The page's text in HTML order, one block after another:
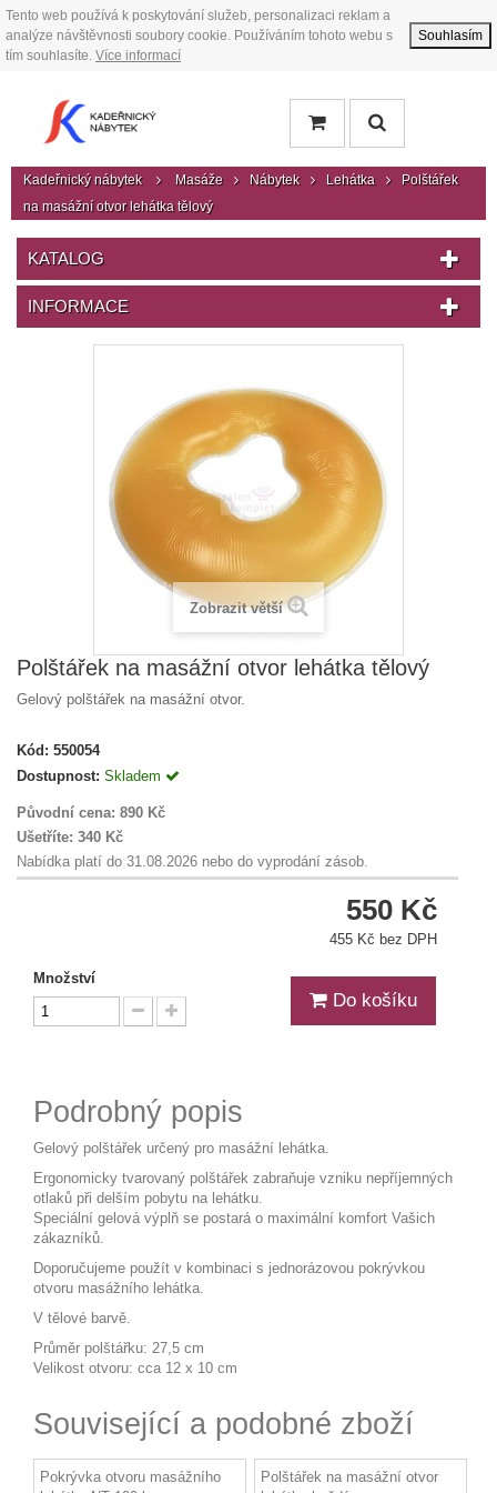
Tento web používá k poskytování služeb, personalizaci reklam a
analýze návštěvnosti soubory cookie. Používáním tohoto webu s
tím souhlasíte. Více informací
Souhlasím
Kadeřnický nábytek Masáže Nábytek Lehátka
Polštářek
na masážní otvor lehátka tělový
KATALOG
INFORMACE
Zobrazit větší
Polštářek na masážní otvor lehátka tělový
Gelový polštářek na masážní otvor.
Kód: 550054
Dostupnost: Skladem
Původní cena: 890 Kč
Ušetříte: 340 Kč
Nabídka platí do 31.08.2026 nebo do vyprodání zásob.
550 Kč
455 Kč bez DPH
Množství
Do košíku
Podrobný popis
Gelový polštářek určený pro masážní lehátka.
Ergonomicky tvarovaný polštářek zabraňuje vzniku nepříjemných
otlaků při delším pobytu na lehátku.
Speciální gelová výplň se postará o maximální komfort Vašich
zákazníků.
Doporučujeme použít v kombinaci s jednorázovou pokrývkou
otvoru masážního lehátka.
V tělové barvě.
Průměr polštářku: 27,5 cm
Velikost otvoru: cca 12 x 10 cm
Související a podobné zboží
Pokrývka otvoru masážního
Polštářek na masážní otvor